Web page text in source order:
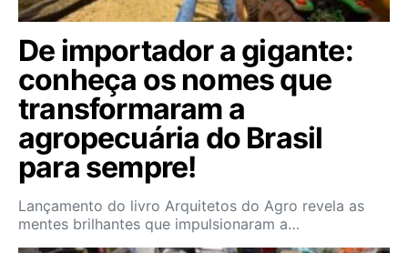
De importador a gigante:
conheça os nomes que
transformaram a
agropecuária do Brasil
para sempre!
Lançamento do livro Arquitetos do Agro revela as
mentes brilhantes que impulsionaram a…